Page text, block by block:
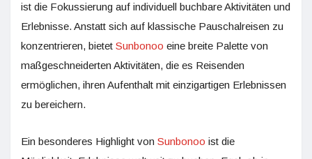
ist die Fokussierung auf individuell buchbare Aktivitäten und
Erlebnisse. Anstatt sich auf klassische Pauschalreisen zu
konzentrieren, bietet Sunbonoo eine breite Palette von
maßgeschneiderten Aktivitäten, die es Reisenden
ermöglichen, ihren Aufenthalt mit einzigartigen Erlebnissen
zu bereichern.
Ein besonderes Highlight von Sunbonoo ist die